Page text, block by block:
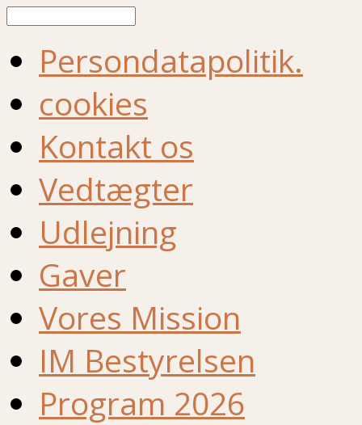
Persondatapolitik.
cookies
Kontakt os
Vedtægter
Udlejning
Gaver
Vores Mission
IM Bestyrelsen
Program 2026